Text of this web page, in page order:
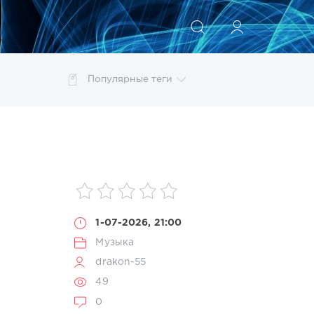
ИСКАТЬ
Популярные теги
1-07-2026, 21:00
Музыка
drakon-55
49
0